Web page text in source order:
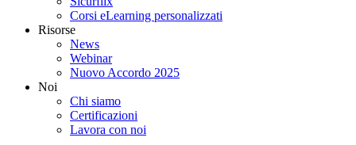
Corsi eLearning personalizzati
Risorse
News
Webinar
Nuovo Accordo 2025
Noi
Chi siamo
Certificazioni
Lavora con noi